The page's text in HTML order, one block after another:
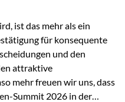
ist das mehr als ein
für konsequente
und den
attraktive
mehr freuen wir uns, dass
Summit 2026 in der